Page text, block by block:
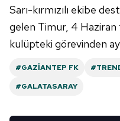
Sarı-kırmızılı ekibe
gelen Timur, 4 Haziran
kulüpteki görevinden
#GAZIANTEP FK
#GALATASARAY